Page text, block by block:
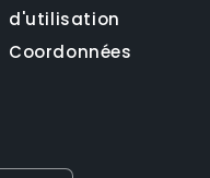
d'utilisation
Coordonnées